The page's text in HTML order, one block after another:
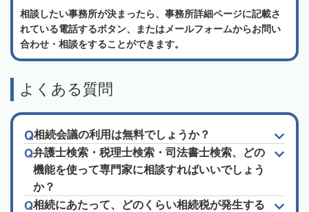
相談したい事務所が決まったら、事務所詳細ページに記載さ
れている電話するボタン、またはメールフォームからお問い
合わせ・相談をすることができます。
よくある質問
相続会議の利用は無料でしょうか？
弁護士検索・税理士検索・司法書士検索、どの
機能を使って専門家に相談すればいいでしょう
か？
相続にあたって、どのくらい相続税が発生する